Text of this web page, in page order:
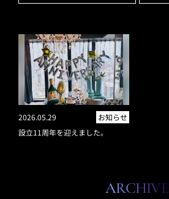
2026.05.29
お知らせ
設立11周年を迎えました。
ARCHIVE